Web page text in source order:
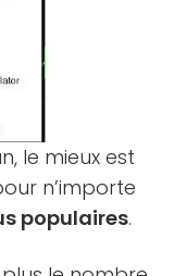
le mieux est
n’importe
populaires.